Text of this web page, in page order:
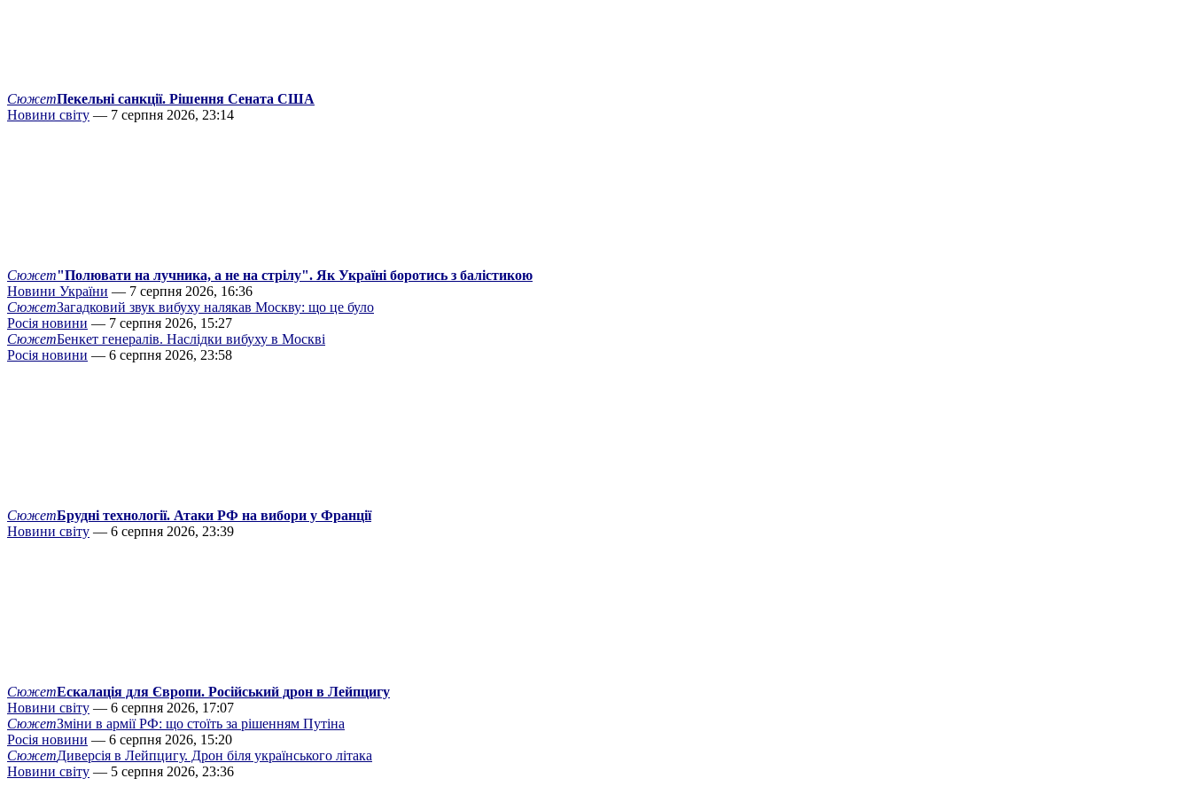
СюжетПекельні санкції. Рішення Сената США
Новини світу — 7 серпня 2026, 23:14
Сюжет"Полювати на лучника, а не на стрілу". Як Україні боротись з балістикою
Новини України — 7 серпня 2026, 16:36
СюжетЗагадковий звук вибуху налякав Москву: що це було
Росія новини — 7 серпня 2026, 15:27
СюжетБенкет генералів. Наслідки вибуху в Москві
Росія новини — 6 серпня 2026, 23:58
СюжетБрудні технології. Атаки РФ на вибори у Франції
Новини світу — 6 серпня 2026, 23:39
СюжетЕскалація для Європи. Російський дрон в Лейпцигу
Новини світу — 6 серпня 2026, 17:07
СюжетЗміни в армії РФ: що стоїть за рішенням Путіна
Росія новини — 6 серпня 2026, 15:20
СюжетДиверсія в Лейпцигу. Дрон біля українського літака
Новини світу — 5 серпня 2026, 23:36